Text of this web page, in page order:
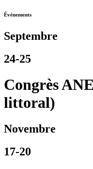
Événements
Septembre
24-25
Congrès
littoral)
Novembre
17-20